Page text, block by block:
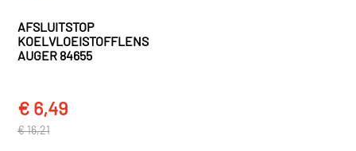
AFSLUITSTOP
KOELVLOEISTOFFLENS
AUGER 84655
€ 6,49
€ 16,21